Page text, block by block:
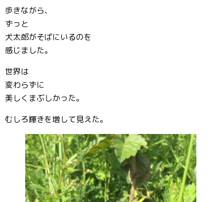
歩きながら、
ずっと
犬太郎がそばにいるのを
感じました。
世界は
変わらずに
美しくまぶしかった。
むしろ輝きを増して見えた。